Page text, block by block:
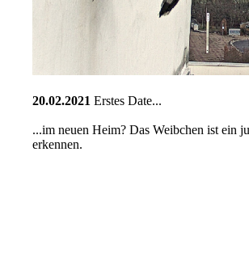
20.02.2021 Erstes Date...
...im neuen Heim? Das Weibchen ist ein
erkennen.